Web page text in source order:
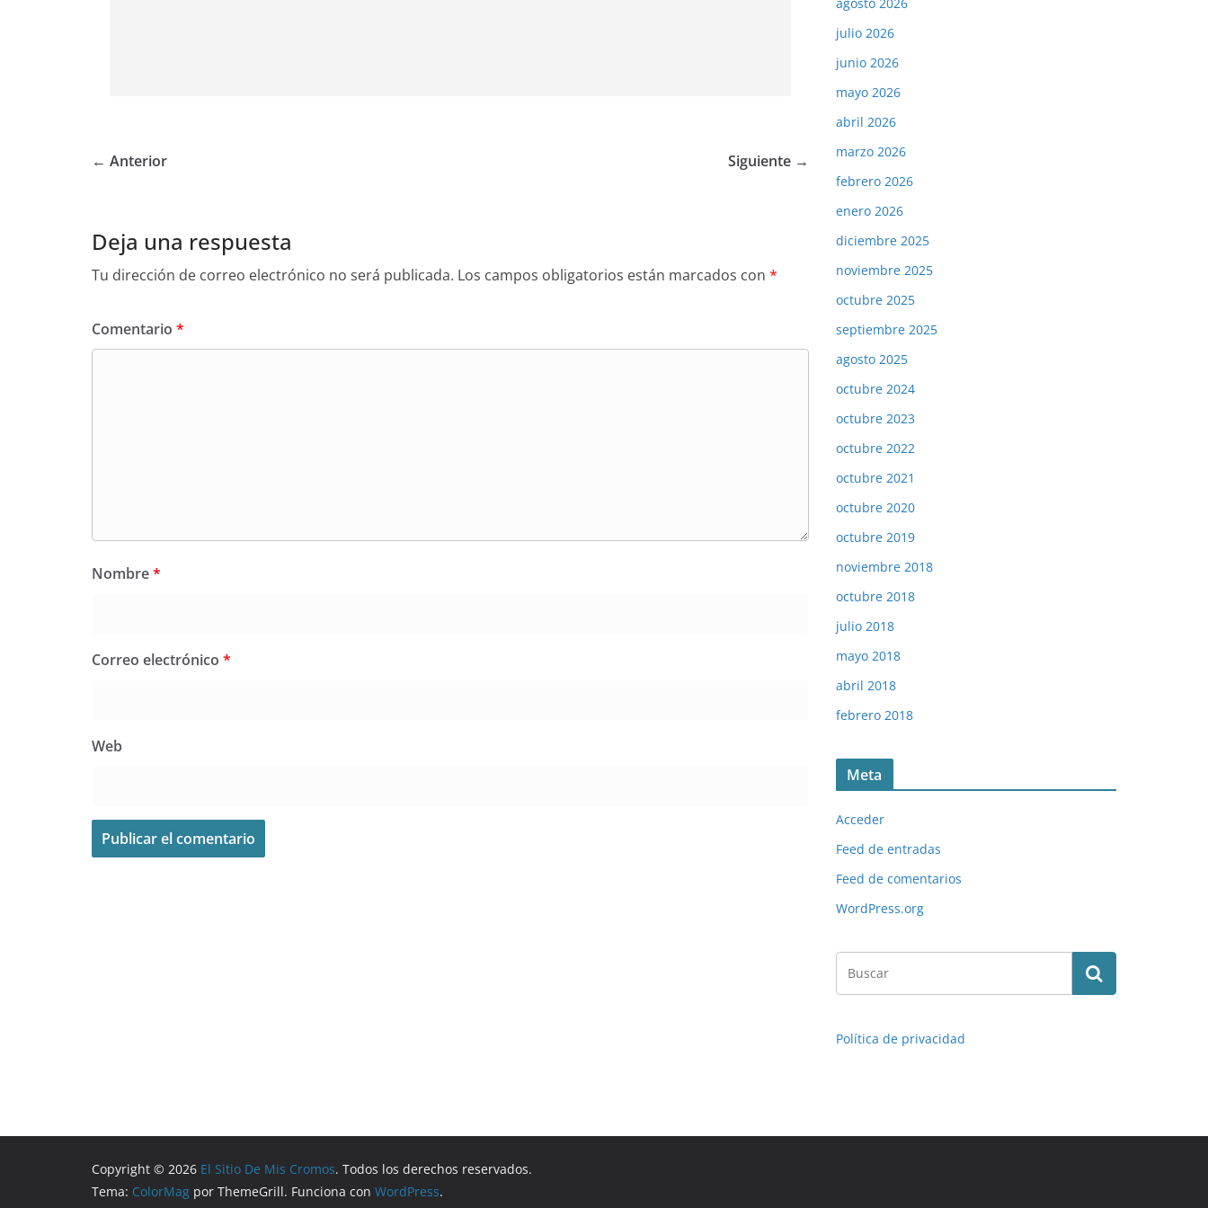
← Anterior Siguiente →
Deja una respuesta
Tu dirección de correo electrónico no será publicada. Los campos obligatorios están marcados con *
Comentario *
Nombre*
Correo electrónico *
Web
agosto 2026
julio 2026
junio 2026
mayo 2026
abril 2026
marzo 2026
febrero 2026
enero 2026
diciembre 2025
noviembre 2025
octubre 2025
septiembre 2025
agosto 2025
octubre 2024
octubre 2023
octubre 2022
octubre 2021
octubre 2020
octubre 2019
noviembre 2018
octubre 2018
julio 2018
mayo 2018
abril 2018
febrero 2018
Meta
Acceder
Feed de entradas
Feed de comentarios
WordPress.org
Política de privacidad
Copyright © 2026 El Sitio De Mis Cromos. Todos los derechos reservados.
Tema: ColorMag por ThemeGrill. Funciona con WordPress.